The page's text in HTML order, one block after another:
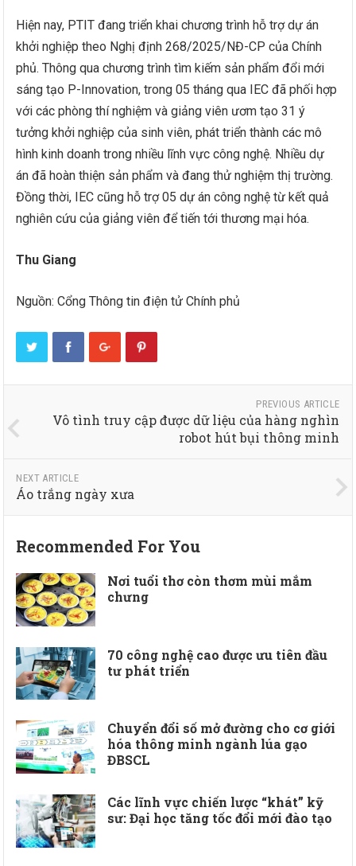
Hiện nay, PTIT đang triển khai chương trình hỗ trợ dự án
khởi nghiệp theo Nghị định 268/2025/NĐ-CP của Chính
phủ. Thông qua chương trình tìm kiếm sản phẩm đổi mới
sáng tạo P-Innovation, trong 05 tháng qua IEC đã phối hợp
với các phòng thí nghiệm và giảng viên ươm tạo 31 ý
tưởng khởi nghiệp của sinh viên, phát triển thành các mô
hình kinh doanh trong nhiều lĩnh vực công nghệ. Nhiều dự
án đã hoàn thiện sản phẩm và đang thử nghiệm thị trường.
Đồng thời, IEC cũng hỗ trợ 05 dự án công nghệ từ kết quả
nghiên cứu của giảng viên để tiến tới thương mại hóa.
Thu Giang
Nguồn: Cổng Thông tin điện tử Chính phủ
PREVIOUS ARTICLE
Vô tình truy cập được dữ liệu của hàng nghìn
robot hút bụi thông minh
NEXT ARTICLE
Áo trắng ngày xưa
Recommended For You
Nơi tuổi thơ còn thơm mùi mắm
chưng
70 công nghệ cao được ưu tiên đầu
tư phát triển
Chuyển đổi số mở đường cho cơ giới
hóa thông minh ngành lúa gạo
ĐBSCL
Các lĩnh vực chiến lược “khát” kỹ
sư: Đại học tăng tốc đổi mới đào tạo